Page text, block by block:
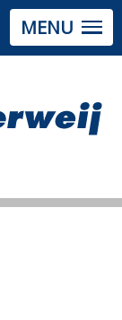
MENU